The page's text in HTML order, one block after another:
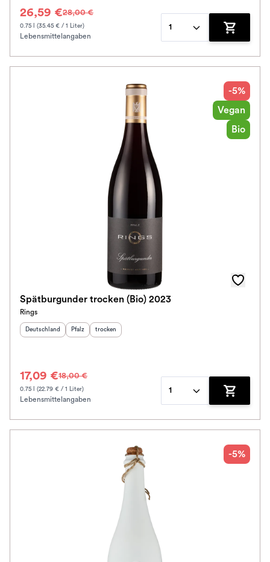
26,59 €28,00 €
0.75 l (35.45 € / 1 Liter)
Lebensmittelangaben
1
Zum
-5%
Vegan
Bio
Spätburgunder trocken (Bio) 2023
Rings
Herkunftsland
Deutschland Herkunftsregion
Pfalz Geschmack
trocken
17,09 €18,00 €
0.75 l (22.79 € / 1 Liter)
Lebensmittelangaben
1
Zum
-5%